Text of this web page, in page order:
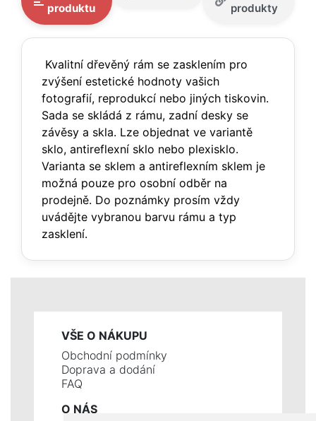
produktu
produkty
Kvalitní dřevěný rám se zasklením pro
zvýšení estetické hodnoty vašich
fotografií, reprodukcí nebo jiných tiskovin.
Sada se skládá z rámu, zadní desky se
závěsy a skla. Lze objednat ve variantě
sklo, antireflexní sklo nebo plexisklo.
Varianta se sklem a antireflexním sklem je
možná pouze pro osobní odběr na
prodejně. Do poznámky prosím vždy
uvádějte vybranou barvu rámu a typ
zasklení.
VŠE O NÁKUPU
Obchodní podmínky
Doprava a dodání
FAQ
O NÁS